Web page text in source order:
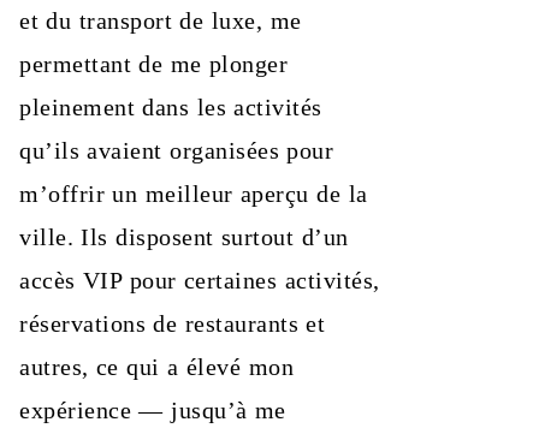
et du transport de luxe, me
permettant de me plonger
pleinement dans les activités
qu’ils avaient organisées pour
m’offrir un meilleur aperçu de la
ville. Ils disposent surtout d’un
accès VIP pour certaines activités,
réservations de restaurants et
autres, ce qui a élevé mon
expérience — jusqu’à me